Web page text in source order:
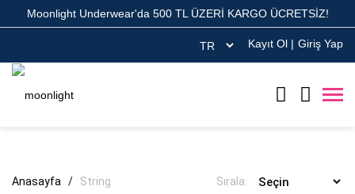
Moonlight Underwear'da 500 TL ÜZERİ KARGO ÜCRETSİZ!
Giriş Yap
Kayıt Ol |
Anasayfa String Sırala: